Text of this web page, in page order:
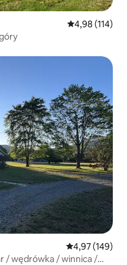
Średnia
4,98 (114)
gości
Średnia
4,97 (149)
/ wędrówka / winnica /